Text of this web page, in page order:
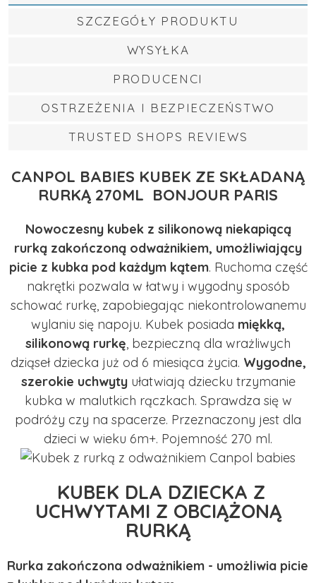
SZCZEGÓŁY PRODUKTU
WYSYŁKA
PRODUCENCI
OSTRZEŻENIA I BEZPIECZEŃSTWO
TRUSTED SHOPS REVIEWS
CANPOL BABIES KUBEK ZE SKŁADANĄ
RURKĄ 270ML BONJOUR PARIS
Nowoczesny kubek z silikonową niekapiącą
rurką zakończoną odważnikiem, umożliwiający
picie z kubka pod każdym kątem. Ruchoma część
nakrętki pozwala w łatwy i wygodny sposób
schować rurkę, zapobiegając niekontrolowanemu
wylaniu się napoju. Kubek posiada miękką,
silikonową rurkę, bezpieczną dla wrażliwych
dziąseł dziecka już od 6 miesiąca życia. Wygodne,
szerokie uchwyty ułatwiają dziecku trzymanie
kubka w malutkich rączkach. Sprawdza się w
podróży czy na spacerze. Przeznaczony jest dla
dzieci w wieku 6m+. Pojemność 270 ml.
KUBEK DLA DZIECKA Z
UCHWYTAMI Z OBCIĄŻONĄ
RURKĄ
Rurka zakończona odważnikiem - umożliwia picie